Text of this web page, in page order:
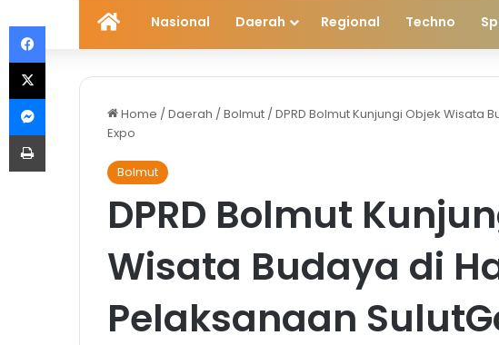
HomeNasional Daerah Regional Techno
Home /Daerah /Bolmut /DPRD Bolmut Kunjungi Objek Wisata
Expo
Bolmut
DPRD Bolmut
Wisata Budaya di
Pelaksanaan
Facebook